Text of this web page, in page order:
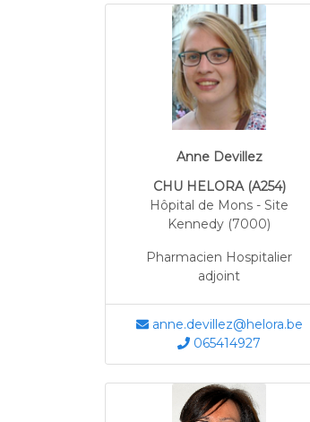
Anne Devillez
CHU HELORA (A254)
Hôpital de Mons - Site
Kennedy (7000)
Pharmacien Hospitalier
adjoint
anne.devillez@helora.be
065414927